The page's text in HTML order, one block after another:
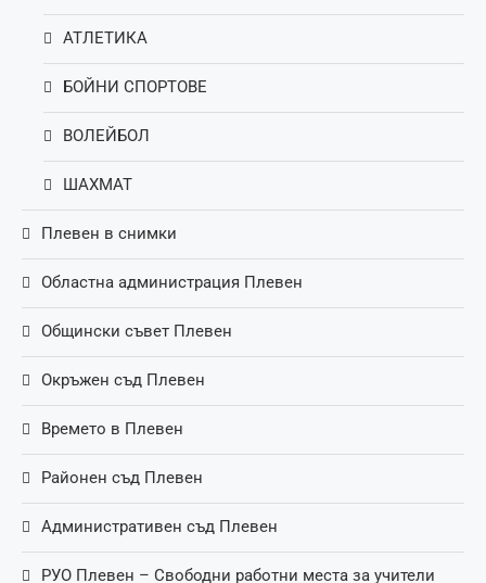
АТЛЕТИКА
БОЙНИ СПОРТОВЕ
ВОЛЕЙБОЛ
ШАХМАТ
Плевен в снимки
Областна администрация Плевен
Общински съвет Плевен
Окръжен съд Плевен
Времето в Плевен
Районен съд Плевен
Административен съд Плевен
РУО Плевен – Свободни работни места за учители